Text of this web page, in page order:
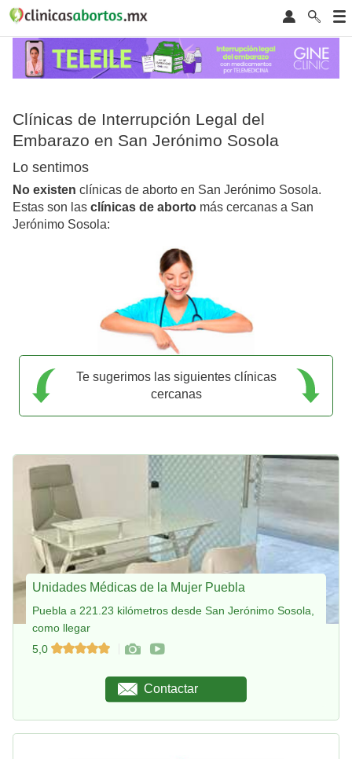
Clínicas de Interrupción Legal del
Embarazo en San Jerónimo Sosola
Lo sentimos
No existen clínicas de aborto en San Jerónimo Sosola.
Estas son las clínicas de aborto más cercanas a San
Jerónimo Sosola:
Te sugerimos las siguientes clínicas
cercanas
Unidades Médicas de la Mujer Puebla
Puebla a 221.23 kilómetros desde San Jerónimo Sosola,
como llegar
5,0
Contactar